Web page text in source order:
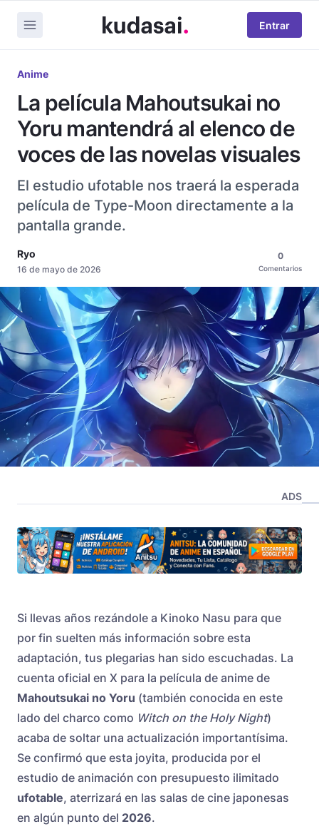
Entrar
Anime
La película Mahoutsukai no
Yoru mantendrá al elenco de
voces de las novelas visuales
El estudio ufotable nos traerá la esperada
película de Type-Moon directamente a la
pantalla grande.
Ryo
16 de mayo de 2026
0
Comentarios
ADS
Si llevas años rezándole a Kinoko Nasu para que
por fin suelten más información sobre esta
adaptación, tus plegarias han sido escuchadas. La
cuenta oficial en X para la película de anime de
Mahoutsukai no Yoru (también conocida en este
lado del charco como Witch on the Holy Night)
acaba de soltar una actualización importantísima.
Se confirmó que esta joyita, producida por el
estudio de animación con presupuesto ilimitado
ufotable, aterrizará en las salas de cine japonesas
en algún punto del 2026.